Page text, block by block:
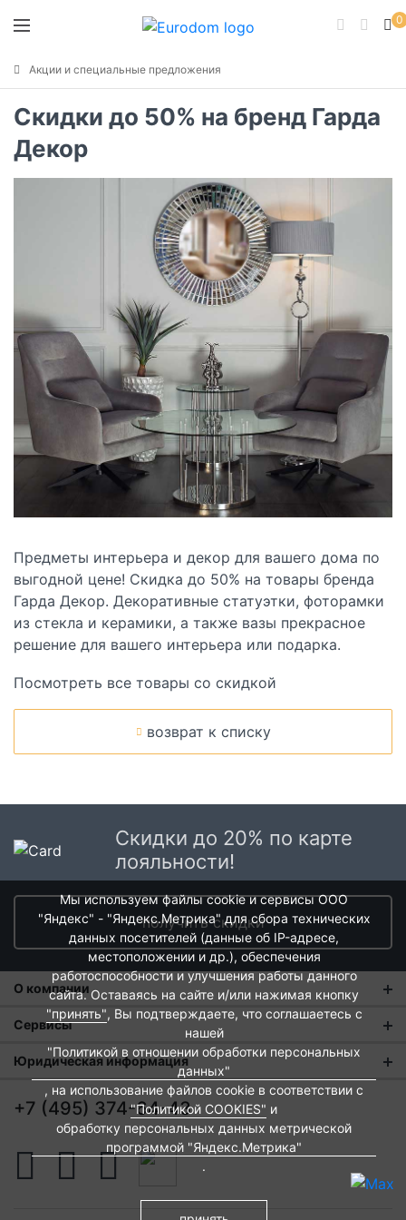
0
Акции и специальные предложения
Скидки до 50% на бренд Гарда
Декор
Предметы интерьера и декор для вашего дома по
выгодной цене! Скидка до 50% на товары бренда
Гарда Декор. Декоративные статуэтки, фоторамки
из стекла и керамики, а также вазы прекрасное
решение для вашего интерьера или подарка.
Посмотреть все товары со скидкой
возврат к списку
Скидки до 20% по карте
лояльности!
получить скидки
О компании
О нас
Магазины
Новости
Контакты
Вакансии
Сервисы
Оплата и тарифы доставки
Обмен и возврат
Евродом-бонус
Подарочные сертификаты
Юридическая информация
Пользовательское соглашение
Политика обработки персональных данных
Политика cookies
+7 (495) 374-64-43
Мы используем файлы cookie и сервисы ООО
"Яндекс" - "Яндекс.Метрика" для сбора технических
данных посетителей (данные об IP-адресе,
местоположении и др.), обеспечения
работоспособности и улучшения работы данного
сайта. Оставаясь на сайте и/или нажимая кнопку
"принять", Вы подтверждаете, что соглашаетесь с
нашей
"Политикой в отношении обработки персональных
данных"
, на использование файлов cookie в соответствии с
"Политикой COOKIES" и
обработку персональных данных метрической
программой "Яндекс.Метрика"
.